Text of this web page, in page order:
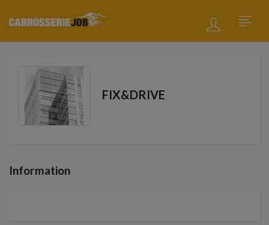
FIX&DRIVE
Information